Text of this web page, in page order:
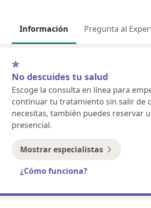
Información Pregunta al
No descuides tu salud
Escoge la consulta en línea para
continuar tu tratamiento sin salir de
necesitas, también puedes reservar
presencial.
Mostrar especialistas
¿Cómo funciona?